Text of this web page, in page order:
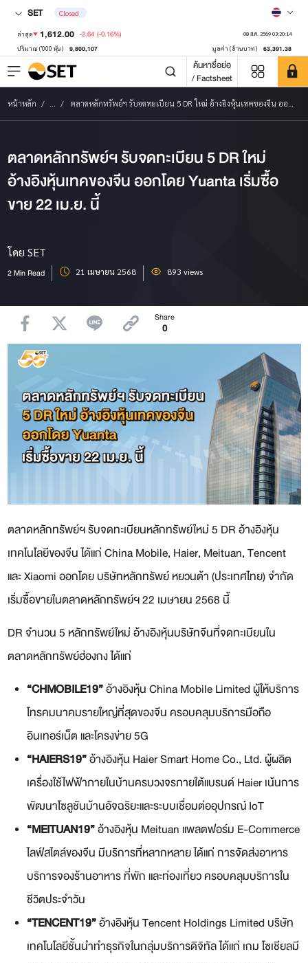
SET Closed
ล่าสุด 1,612.00 -2.64 (-0.16%) 08 ส.ค. 2569 03:20:14
ปริมาณ ('000 หุ้น) 9,800,107 มูลค่า (ล้านบาท) 63,391.38
ค้นหาชื่อย่อ
/ Factsheet
หน้าหลัก ... ตลาดหลักทรัพย์ฯ รับจดทะเบียน 5 DR ใหม่ อ้างอิงหุ้นเทคของจีน ออกโดย Yuanta เริ่มซื้อขาย 22 เม.ย. นี้
ตลาดหลักทรัพย์ฯ รับจดทะเบียน 5 DR ใหม่
อ้างอิงหุ้นเทคของจีน ออกโดย Yuanta เริ่มซื้อ
ขาย 22 เม.ย. นี้
โดย SET
2 Min Read 21 เมษายน 2568 893 views
Share
0
ตลาดหลักทรัพย์ฯ รับจดทะเบียนหลักทรัพย์ใหม่ 5 DR อ้างอิงหุ้น
เทคโนโลยีของจีน ได้แก่ China Mobile, Haier, Meituan, Tencent
และ Xiaomi ออกโดย บริษัทหลักทรัพย์ หยวนต้า (ประเทศไทย) จำกัด
เริ่มซื้อขายในตลาดหลักทรัพย์ฯ 22 เมษายน 2568 นี้
DR จำนวน 5 หลักทรัพย์ใหม่ อ้างอิงหุ้นบริษัทจีนที่จดทะเบียนใน
ตลาดหลักทรัพย์ฮ่องกง ได้แก่
“CHMOBILE19”อ้างอิงหุ้น China Mobile Limited ผู้ให้บริการ
โทรคมนาคมรายใหญ่ที่สุดของจีน ครอบคลุมบริการมือถือ
อินเทอร์เน็ต และโครงข่าย 5G
“HAIERS19”อ้างอิงหุ้น Haier Smart Home Co., Ltd. ผู้ผลิต
เครื่องใช้ไฟฟ้าภายในบ้านครบวงจรภายใต้แบรนด์ Haier เน้นการ
พัฒนาโซลูชันบ้านอัจฉริยะและระบบเชื่อมต่ออุปกรณ์ IoT
“MEITUAN19”อ้างอิงหุ้น Meituan แพลตฟอร์ม E-Commerce
ไลฟ์สไตล์ของจีน มีบริการที่หลากหลาย ได้แก่ การจัดส่งอาหาร
บริการจองร้านอาหาร ที่พัก และท่องเที่ยว ครอบคลุมบริการใน
ชีวิตประจำวัน
“TENCENT19”อ้างอิงหุ้น Tencent Holdings Limited บริษัท
เทคโนโลยีชั้นนำทำธุรกิจในกลุ่มบริการดิจิทัล ได้แก่ เกม โซเชียลมี